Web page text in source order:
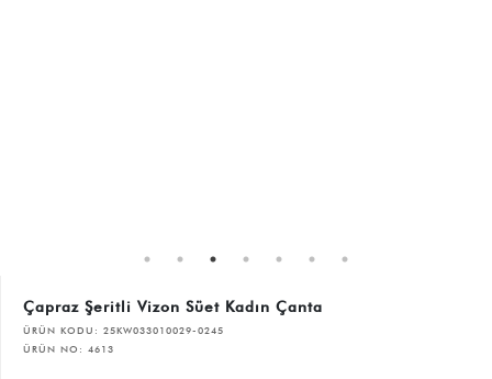
Çapraz Şeritli Vizon Süet Kadın Çanta
ÜRÜN KODU: 25KW033010029-0245
ÜRÜN NO: 4613